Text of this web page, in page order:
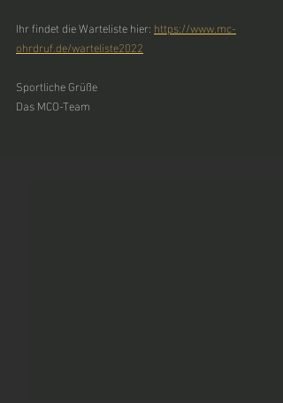
Ihr findet die Warteliste hier: https://www.mc-
ohrdruf.de/warteliste2022
Sportliche Grüße
Das MCO-Team